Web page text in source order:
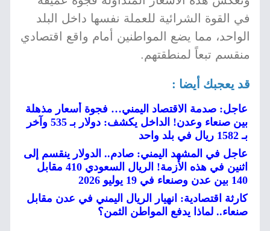
في القوة الشرائية للعملة نفسها داخل البلد
الواحد، مما يضع المواطنين أمام واقع اقتصادي
منقسم تبعاً لمنطقتهم.
قد يعجبك أيضا :
عاجل: صدمة الاقتصاد اليمني… فجوة أسعار مذهلة
بين صنعاء وعدن! الداخل يكشف: دولار بـ 535 وآخر
بـ 1582 ريال في بلد واحد
عاجل في المشهد اليمني: صادم.. الدولار ينقسم إلى
اثنين في هذه الأزمة! الريال السعودي 410 مقابل
140 بين عدن وصنعاء في 19 يوليو 2026
كارثة اقتصادية: انهيار الريال اليمني في عدن مقابل
صنعاء.. لماذا يدفع المواطن الثمن؟